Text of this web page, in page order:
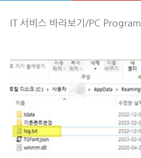
IT 서비스 바라보기/PC Program